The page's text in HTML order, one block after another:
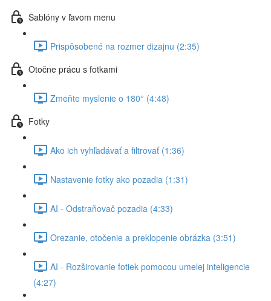
Šablóny v ľavom menu
Prispôsobené na rozmer dizajnu (2:35)
Otočne prácu s fotkami
Zmeňte myslenie o 180° (4:48)
Fotky
Ako ich vyhľadávať a filtrovať (1:36)
Nastavenie fotky ako pozadia (1:31)
AI - Odstraňovač pozadia (4:33)
Orezanie, otočenie a preklopenie obrázka (3:51)
AI - Rozširovanie fotiek pomocou umelej inteligencie
(4:27)